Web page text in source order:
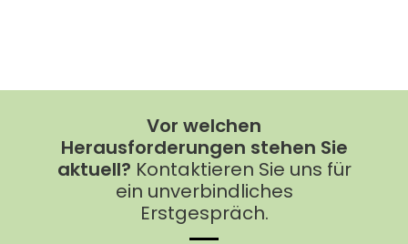
Vor welchen
Herausforderungen stehen Sie
aktuell? Kontaktieren Sie uns für
ein unverbindliches
Erstgespräch.